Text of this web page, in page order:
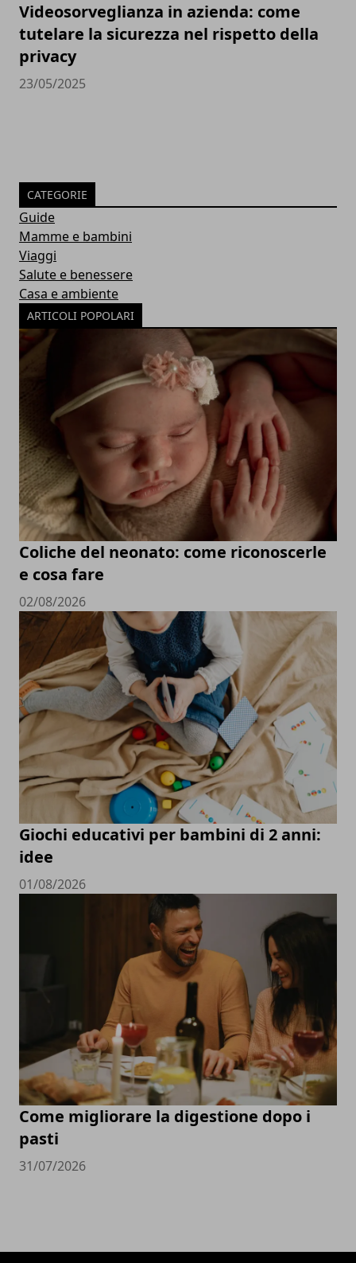
Videosorveglianza in azienda: come
tutelare la sicurezza nel rispetto della
privacy
23/05/2025
CATEGORIE
Guide
Mamme e bambini
Viaggi
Salute e benessere
Casa e ambiente
ARTICOLI POPOLARI
Coliche del neonato: come riconoscerle
e cosa fare
02/08/2026
Giochi educativi per bambini di 2 anni:
idee
01/08/2026
Come migliorare la digestione dopo i
pasti
31/07/2026